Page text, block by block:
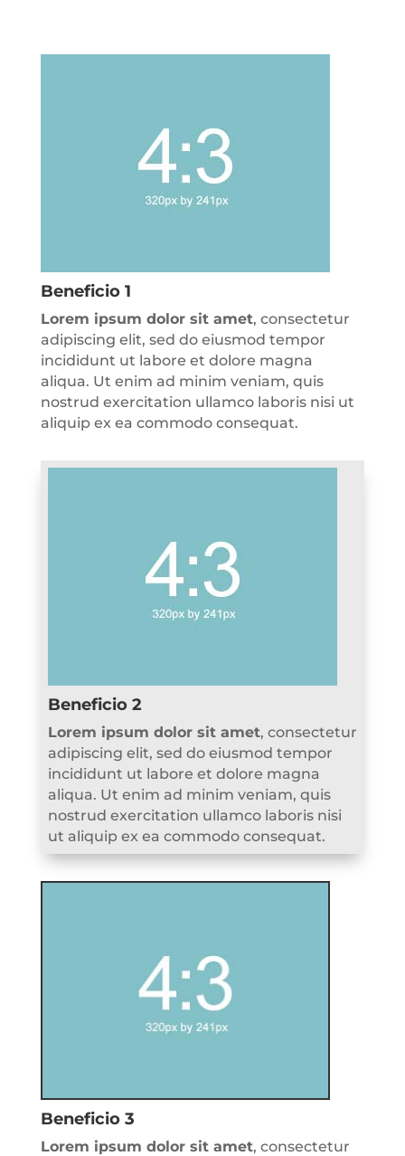
Beneficio 1
Lorem ipsum dolor sit amet, consectetur
adipiscing elit, sed do eiusmod tempor
incididunt ut labore et dolore magna
aliqua. Ut enim ad minim veniam, quis
nostrud exercitation ullamco laboris nisi ut
aliquip ex ea commodo consequat.
Beneficio 2
Lorem ipsum dolor sit amet, consectetur
adipiscing elit, sed do eiusmod tempor
incididunt ut labore et dolore magna
aliqua. Ut enim ad minim veniam, quis
nostrud exercitation ullamco laboris nisi
ut aliquip ex ea commodo consequat.
Beneficio 3
Lorem ipsum dolor sit amet, consectetur